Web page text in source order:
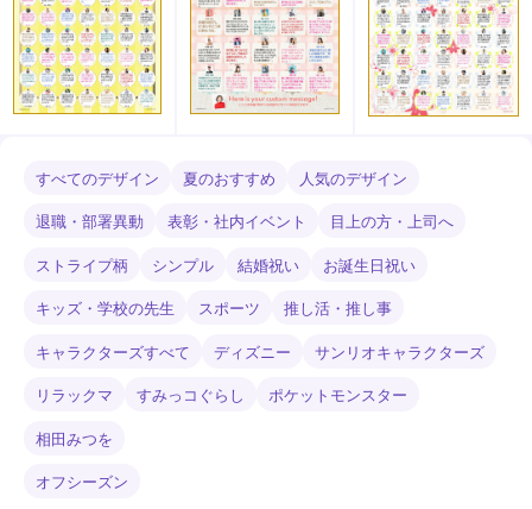
すべてのデザイン 夏のおすすめ
人気のデザイン
退職・部署異動
表彰・社内イベント
目上の方・上司へ
ストライプ柄
シンプル 結婚祝い
お誕生日祝い
キッズ・学校の先生
スポーツ
推し活・推し事
キャラクターズすべて
ディズニー
サンリオキャラクターズ
リラックマ
すみっコぐらし
ポケットモンスター
相田みつを
オフシーズン